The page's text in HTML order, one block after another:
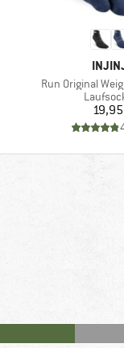
Artikel
Run Original